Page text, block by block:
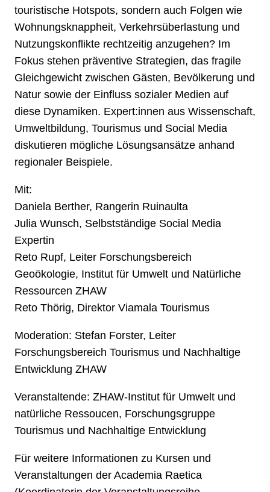
touristische Hotspots, sondern auch Folgen wie
Wohnungsknappheit, Verkehrsüberlastung und
Nutzungskonflikte rechtzeitig anzugehen? Im
Fokus stehen präventive Strategien, das fragile
Gleichgewicht zwischen Gästen, Bevölkerung und
Natur sowie der Einfluss sozialer Medien auf
diese Dynamiken. Expert:innen aus Wissenschaft,
Umweltbildung, Tourismus und Social Media
diskutieren mögliche Lösungsansätze anhand
regionaler Beispiele.
Mit:
Daniela Berther, Rangerin Ruinaulta
Julia Wunsch, Selbstständige Social Media
Expertin
Reto Rupf, Leiter Forschungsbereich
Geoökologie, Institut für Umwelt und Natürliche
Ressourcen ZHAW
Reto Thörig, Direktor Viamala Tourismus
Moderation: Stefan Forster, Leiter
Forschungsbereich Tourismus und Nachhaltige
Entwicklung ZHAW
Veranstaltende: ZHAW-Institut für Umwelt und
natürliche Ressoucen, Forschungsgruppe
Tourismus und Nachhaltige Entwicklung
Für weitere Informationen zu Kursen und
Veranstaltungen der Academia Raetica